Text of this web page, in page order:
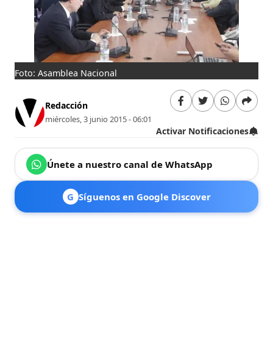
Foto: Asamblea Nacional
Redacción
miércoles, 3 junio 2015 - 06:01
Activar Notificaciones
Únete a nuestro canal de WhatsApp
G Síguenos en Google Discover